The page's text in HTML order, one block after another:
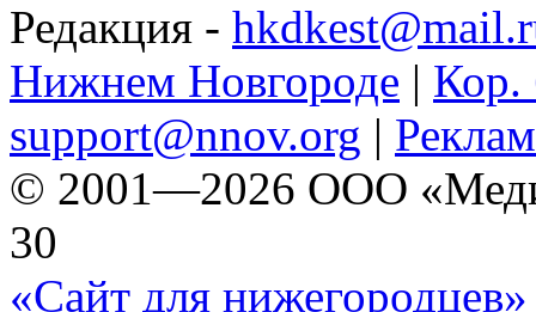
Редакция -
Нижнем Новгороде | Кор.
support@nnov.org |
© 2001—2026 ООО
30
«Сайт для нижегородцев»